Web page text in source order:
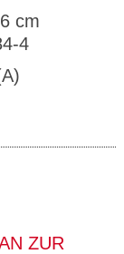
cm
4
ZUR